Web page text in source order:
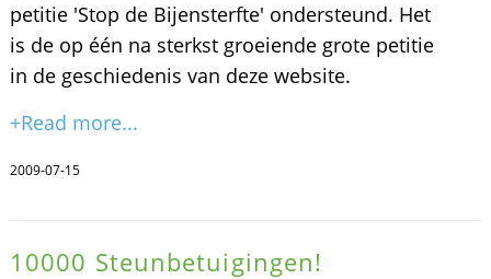
petitie 'Stop de Bijensterfte' ondersteund. Het
is de op één na sterkst groeiende grote petitie
in de geschiedenis van deze website.
+Read more...
2009-07-15
10000 Steunbetuigingen!